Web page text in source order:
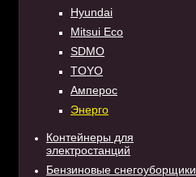
Hyundai
Mitsui Eco
SDMO
TOYO
Амперос
Энерго
Контейнеры для
электростанций
Бензиновые снегоуборщики